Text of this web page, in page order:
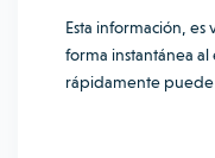
Esta información,
forma instantánea
rápidamente